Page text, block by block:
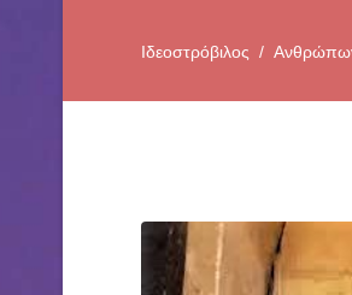
Ιδεοστρόβιλος